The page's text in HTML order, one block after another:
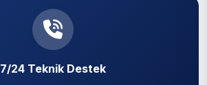
7/24 Teknik Destek